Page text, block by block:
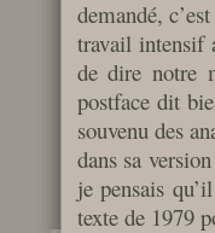
demandé,
travail intensif
de dire notre
postface dit
souvenu des
dans sa
je pensais
texte de 1979